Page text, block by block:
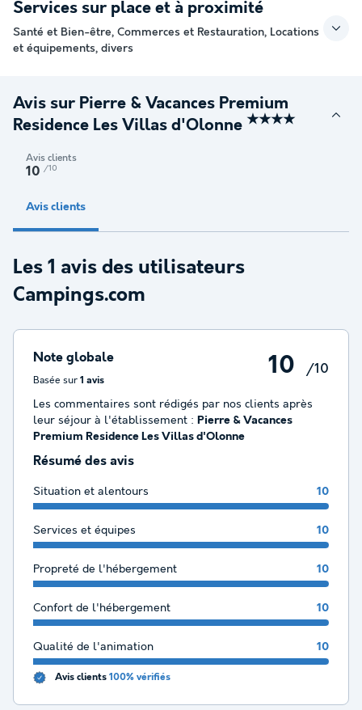
Services sur place et à proximité
Santé et Bien-être, Commerces et Restauration, Locations
et équipements, divers
Avis sur Pierre & Vacances Premium
Residence Les Villas d'Olonne ★★★★
Avis clients
10 /10
Avis clients
Les 1 avis des utilisateurs
Campings.com
Note globale
Basée sur 1 avis
10 /10
Les commentaires sont rédigés par nos clients après
leur séjour à l'établissement : Pierre & Vacances
Premium Residence Les Villas d'Olonne
Résumé des avis
Situation et alentours 10
Services et équipes 10
Propreté de l'hébergement 10
Confort de l'hébergement 10
Qualité de l'animation 10
Avis clients 100% vérifiés